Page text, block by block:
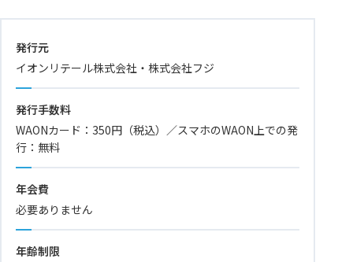
発行元
イオンリテール株式会社・株式会社フジ
発行手数料
WAONカード：350円（税込）／スマホのWAON上での発
行：無料
年会費
必要ありません
年齢制限